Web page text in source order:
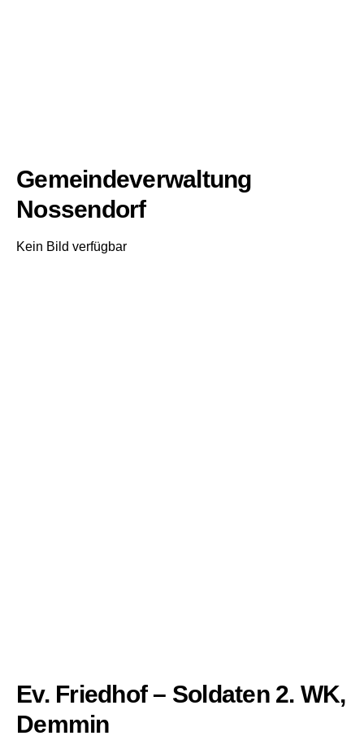
Gemeindeverwaltung
Nossendorf
Kein Bild verfügbar
Ev. Friedhof – Soldaten 2. WK,
Demmin